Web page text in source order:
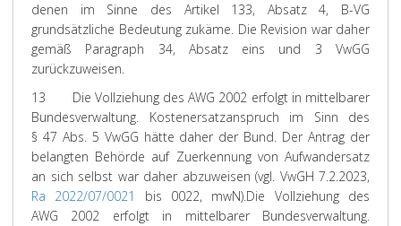
denen im Sinne des Artikel 133, Absatz 4, B-VG
grundsätzliche Bedeutung zukäme. Die Revision war daher
gemäß Paragraph 34, Absatz eins und 3 VwGG
zurückzuweisen.
13 Die Vollziehung des AWG 2002 erfolgt in mittelbarer
Bundesverwaltung. Kostenersatzanspruch im Sinn des
§ 47 Abs. 5 VwGG hätte daher der Bund. Der Antrag der
belangten Behörde auf Zuerkennung von Aufwandersatz
an sich selbst war daher abzuweisen (vgl. VwGH 7.2.2023,
Ra 2022/07/0021
bis 0022, mwN).Die Vollziehung des
AWG 2002 erfolgt in mittelbarer Bundesverwaltung.